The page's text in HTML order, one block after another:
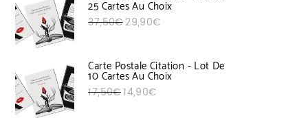
25 Cartes Au Choix
37,50€Le prix initial était : 37,50€.
29,90€Le prix actuel est : 29,90€.
Carte Postale Citation - Lot De
10 Cartes Au Choix
17,50€Le prix initial était : 17,50€.
14,90€Le prix actuel est : 14,90€.